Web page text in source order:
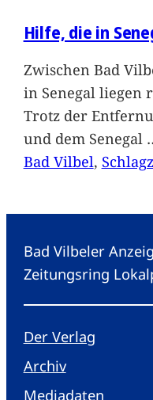
Hilfe, die in
Zwischen Bad
in Senegal liegen
Trotz der
und dem Senegal
Bad Vilbel,
Bad Vilbeler
Zeitungsring
Der Verlag
Archiv
Mediadaten